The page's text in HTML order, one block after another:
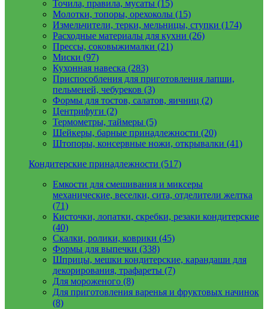
Точила, правила, мусаты (15)
Молотки, топоры, орехоколы (15)
Измельчители, терки, мельницы, ступки (174)
Расходные материалы для кухни (26)
Прессы, соковыжималки (21)
Миски (97)
Кухонная навеска (283)
Приспособления для приготовления лапши,
пельменей, чебуреков (3)
Формы для тостов, салатов, яичниц (2)
Центрифуги (2)
Термометры, таймеры (5)
Шейкеры, барные принадлежности (20)
Штопоры, консервные ножи, открывалки (41)
Кондитерские принадлежности (517)
Емкости для смешивания и миксеры
механические, веселки, сита, отделители желтка
(71)
Кисточки, лопатки, скребки, резаки кондитерские
(40)
Скалки, ролики, коврики (45)
Формы для выпечки (338)
Шприцы, мешки кондитерские, карандаши для
декорирования, трафареты (7)
Для мороженого (8)
Для приготовления варенья и фруктовых начинок
(8)